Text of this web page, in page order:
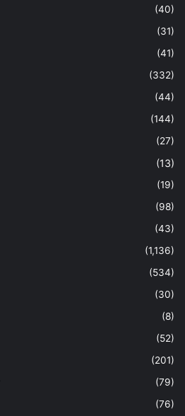
(40)
(31)
(41)
(332)
(44)
(144)
(27)
(13)
(19)
(98)
(43)
(1,136)
(534)
(30)
(8)
(52)
(201)
(79)
(76)